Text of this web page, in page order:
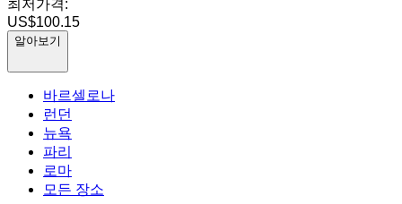
최저가격:
US$100.15
알아보기
바르셀로나
런던
뉴욕
파리
로마
모든 장소